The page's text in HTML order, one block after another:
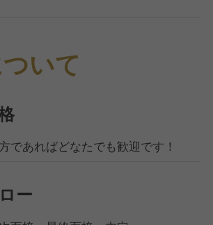
いて
であればどなたでも歓迎です！
ー